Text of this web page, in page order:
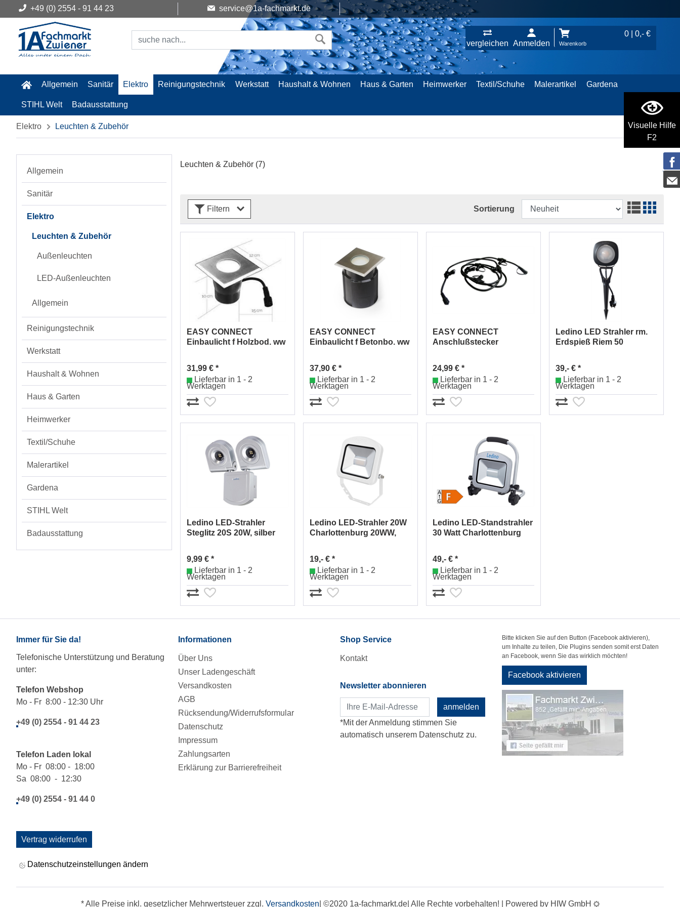
Visuelle Hilfe
F2
+49 (0) 2554 - 91 44 23 service@1a-fachmarkt.de
vergleichen Anmelden
0 | 0,- €
Warenkorb
Allgemein Sanitär Elektro Reinigungstechnik Werkstatt Haushalt & Wohnen Haus & Garten Heimwerker Textil/Schuhe Malerartikel Gardena
STIHL Welt Badausstattung
Elektro Leuchten & Zubehör
Allgemein
Sanitär
Elektro
Leuchten & Zubehör
Außenleuchten
LED-Außenleuchten
Allgemein
Reinigungstechnik
Werkstatt
Haushalt & Wohnen
Haus & Garten
Heimwerker
Textil/Schuhe
Malerartikel
Gardena
STIHL Welt
Badausstattung
Leuchten & Zubehör (7)
Filtern Sortierung
EASY CONNECT
Einbaulicht f Holzbod. ww
31,99 € *
Lieferbar in 1 - 2
Werktagen
EASY CONNECT
Einbaulicht f Betonbo. ww
37,90 € *
Lieferbar in 1 - 2
Werktagen
EASY CONNECT
Anschlußstecker
24,99 € *
Lieferbar in 1 - 2
Werktagen
Ledino LED Strahler rm.
Erdspieß Riem 50
39,- € *
Lieferbar in 1 - 2
Werktagen
Ledino LED-Strahler
Steglitz 20S 20W, silber
9,99 € *
Lieferbar in 1 - 2
Werktagen
Ledino LED-Strahler 20W
Charlottenburg 20WW,
19,- € *
Lieferbar in 1 - 2
Werktagen
Ledino LED-Standstrahler
30 Watt Charlottenburg
49,- € *
Lieferbar in 1 - 2
Werktagen
Immer für Sie da!
Telefonische Unterstützung und Beratung
unter:
Telefon Webshop
Mo - Fr 8:00 - 12:30 Uhr
+49 (0) 2554 - 91 44 23
Telefon Laden lokal
Mo - Fr 08:00 - 18:00
Sa 08:00 - 12:30
+49 (0) 2554 - 91 44 0
Vertrag widerrufen
Datenschutzeinstellungen ändern
Informationen
Über Uns
Unser Ladengeschäft
Versandkosten
AGB
Rücksendung/Widerrufsformular
Datenschutz
Impressum
Zahlungsarten
Erklärung zur Barrierefreiheit
Shop Service
Kontakt
Newsletter abonnieren
anmelden
*Mit der Anmeldung stimmen Sie
automatisch unserem Datenschutz zu.
Bitte klicken Sie auf den Button (Facebook aktivieren),
um Inhalte zu teilen, Die Plugins senden somit erst Daten
an Facebook, wenn Sie das wirklich möchten!
Facebook aktivieren
* Alle Preise inkl. gesetzlicher Mehrwertsteuer zzgl. Versandkosten | ©2020 1a-fachmarkt.de| Alle Rechte vorbehalten! | Powered by HIW GmbH